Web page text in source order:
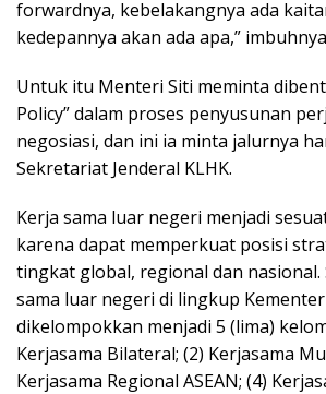
forwardnya, kebelakangnya ada
kedepannya akan ada apa,”
Untuk itu Menteri Siti meminta
Policy” dalam proses penyusunan
negosiasi, dan ini ia minta jalurnya
Sekretariat Jenderal KLHK.
Kerja sama luar negeri menjadi
karena dapat memperkuat posisi
tingkat global, regional dan nasional.
sama luar negeri di lingkup
dikelompokkan menjadi 5 (lima)
Kerjasama Bilateral; (2) Kerjasama
Kerjasama Regional ASEAN; (4)